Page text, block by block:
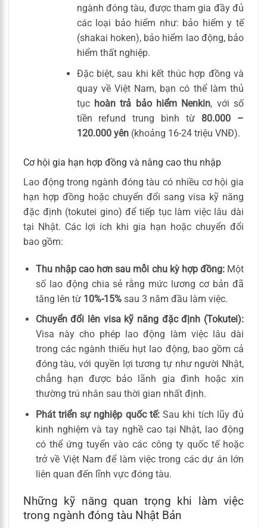
ngành đóng tàu, được tham gia đầy đủ
các loại bảo hiểm như: bảo hiểm y tế
(shakai hoken), bảo hiểm lao động, bảo
hiểm thất nghiệp.
Đặc biệt, sau khi kết thúc hợp đồng và
quay về Việt Nam, bạn có thể làm thủ
tục hoàn trả bảo hiểm Nenkin, với số
tiền refund trung bình từ 80.000 –
120.000 yên(khoảng 16-24 triệu VNĐ).
Cơ hội gia hạn hợp đồng và nâng cao thu nhập
Lao động trong ngành đóng tàu có nhiều cơ hội gia
hạn hợp đồng hoặc chuyển đổi sang visa kỹ năng
đặc định (tokutei gino) để tiếp tục làm việc lâu dài
tại Nhật. Các lợi ích khi gia hạn hoặc chuyển đổi
bao gồm:
Thu nhập cao hơn sau mỗi chu kỳ hợp đồng:Một
số lao động chia sẻ rằng mức lương cơ bản đã
tăng lên từ 10%-15%sau 3 năm đầu làm việc.
Chuyển đổi lên visa kỹ năng đặc định (Tokutei):
Visa này cho phép lao động làm việc lâu dài
trong các ngành thiếu hụt lao động, bao gồm cả
đóng tàu, với quyền lợi tương tự như người Nhật,
chẳng hạn được bảo lãnh gia đình hoặc xin
thường trú nhân sau thời gian nhất định.
Phát triển sự nghiệp quốc tế:Sau khi tích lũy đủ
kinh nghiệm và tay nghề cao tại Nhật, lao động
có thể ứng tuyển vào các công ty quốc tế hoặc
trở về Việt Nam để làm việc trong các dự án lớn
liên quan đến lĩnh vực đóng tàu.
Những kỹ năng quan trọng khi làm việc
trong ngành đóng tàu Nhật Bản